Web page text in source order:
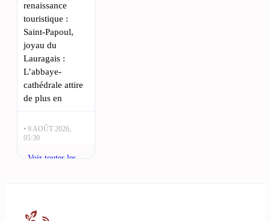
renaissance
touristique :
Saint-Papoul,
joyau du
Lauragais :
L’abbaye-
cathédrale attire
de plus en
• 9 AOÛT 2026,
05:30
À Carcassonne,
au 9 août : Le
Voir toutes les